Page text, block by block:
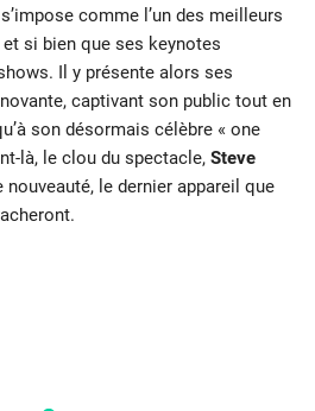
comme l’un des meilleurs
si bien que ses keynotes
Il y présente alors ses
captivant son public tout en
son désormais célèbre « one
là, le clou du spectacle, Steve
nouveauté, le dernier appareil que